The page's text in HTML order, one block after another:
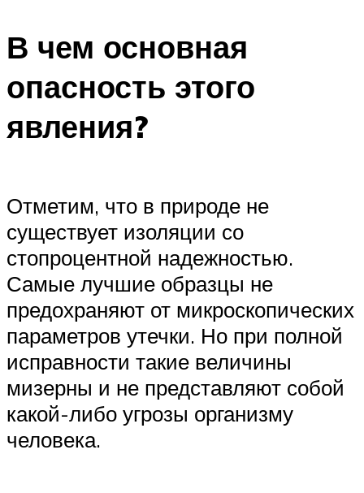
В чем основная
опасность этого
явления?
Отметим, что в природе не
существует изоляции со
стопроцентной надежностью.
Самые лучшие образцы не
предохраняют от микроскопических
параметров утечки. Но при полной
исправности такие величины
мизерны и не представляют собой
какой-либо угрозы организму
человека.